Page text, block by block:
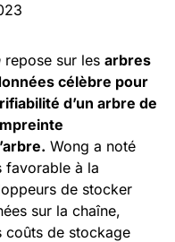
repose sur les arbres
célèbre pour
d’un arbre de
Wong a noté
favorable à la
de stocker
sur la chaîne,
coûts de stockage